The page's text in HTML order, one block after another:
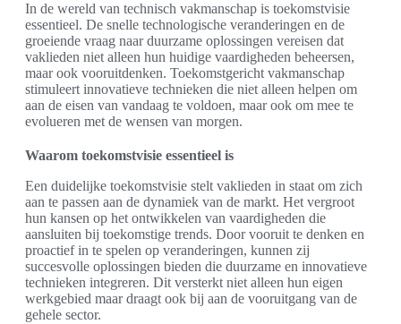
In de wereld van technisch vakmanschap is toekomstvisie
essentieel. De snelle technologische veranderingen en de
groeiende vraag naar duurzame oplossingen vereisen dat
vaklieden niet alleen hun huidige vaardigheden beheersen,
maar ook vooruitdenken. Toekomstgericht vakmanschap
stimuleert innovatieve technieken die niet alleen helpen om
aan de eisen van vandaag te voldoen, maar ook om mee te
evolueren met de wensen van morgen.
Waarom toekomstvisie essentieel is
Een duidelijke toekomstvisie stelt vaklieden in staat om zich
aan te passen aan de dynamiek van de markt. Het vergroot
hun kansen op het ontwikkelen van vaardigheden die
aansluiten bij toekomstige trends. Door vooruit te denken en
proactief in te spelen op veranderingen, kunnen zij
succesvolle oplossingen bieden die duurzame en innovatieve
technieken integreren. Dit versterkt niet alleen hun eigen
werkgebied maar draagt ook bij aan de vooruitgang van de
gehele sector.